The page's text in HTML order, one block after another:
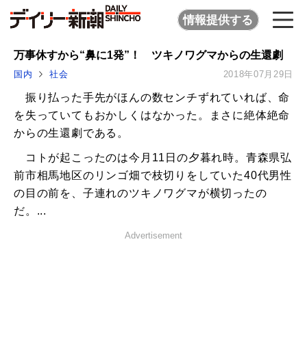
情報提供する
万事休すから“鼻に1発”！ ツキノワグマからの生還劇
国内 社会 2018年07月29日
振り払った手先がほんの数センチずれていれば、命
を失っていてもおかしくはなかった。まさに絶体絶命
からの生還劇である。
コトが起こったのは今月11日の夕暮れ時。青森県弘
前市相馬地区のリンゴ畑で枝切りをしていた40代男性
の目の前を、子連れのツキノワグマが横切ったの
だ。...
Advertisement